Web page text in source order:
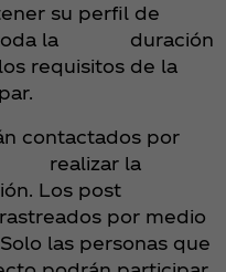
su perfil de
toda la duración
requisitos de la
contactados por
realizar la
Los post
por medio
las personas que